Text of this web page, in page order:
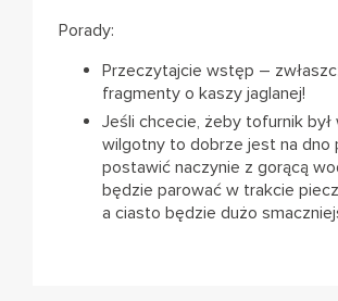
Porady:
Przeczytajcie wstęp –
fragmenty o kaszy jaglanej!
Jeśli chcecie, żeby tofurnik
wilgotny to dobrze jest na dno
postawić naczynie z gorącą
będzie parować w trakcie
a ciasto będzie dużo